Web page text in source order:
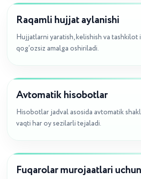
Raqamli hujjat aylanishi
Hujjatlarni yaratish, kelishish va tashkilot
qog‘ozsiz amalga oshiriladi.
Avtomatik hisobotlar
Hisobotlar jadval asosida avtomatik
vaqti har oy sezilarli tejaladi.
Fuqarolar murojaatlari